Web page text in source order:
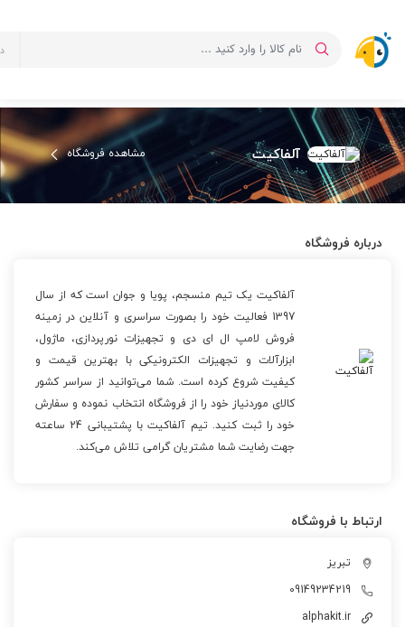
آلفاکیت مشاهده فروشگاه
درباره فروشگاه
آلفاکیت یک تیم منسجم، پویا و جوان است که از سال
1397 فعالیت خود را بصورت سراسری و آنلاین در زمینه
فروش لامپ ال ای دی و تجهیزات نورپردازی، ماژول،
ابزارآلات و تجهیزات الکترونیکی با بهترین قیمت و
کیفیت شروع کرده است. شما می‌توانید از سراسر کشور
کالای مورد‌‌نیاز خود را از فروشگاه انتخاب نموده و سفارش
خود را ثبت کنید. تیم آلفاکیت با پشتیبانی 24 ‌ساعته
جهت رضایت شما مشتریان گرامی تلاش می‌کند.
ارتباط با فروشگاه
09149234219
alphakit.ir